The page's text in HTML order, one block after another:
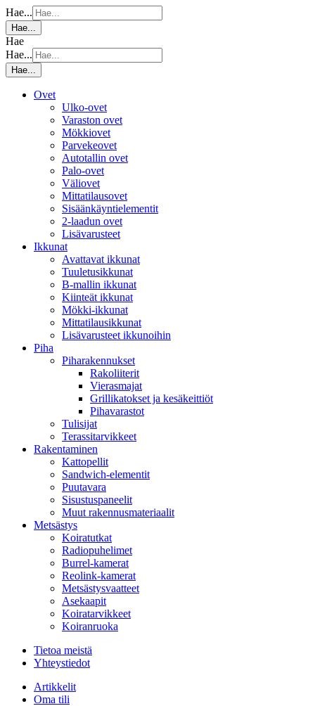
Hae...
Hae...
Hae
Hae...
Hae...
Ovet
Ulko-ovet
Varaston ovet
Mökkiovet
Parvekeovet
Autotallin ovet
Palo-ovet
Väliovet
Mittatilausovet
Sisäänkäyntielementit
2-laadun ovet
Lisävarusteet
Ikkunat
Avattavat ikkunat
Tuuletusikkunat
B-mallin ikkunat
Kiinteät ikkunat
Mökki-ikkunat
Mittatilausikkunat
Lisävarusteet ikkunoihin
Piha
Piharakennukset
Rakoliiterit
Vierasmajat
Grillikatokset ja kesäkeittiöt
Pihavarastot
Tulisijat
Terassitarvikkeet
Rakentaminen
Kattopellit
Sandwich-elementit
Puutavara
Sisustuspaneelit
Muut rakennusmateriaalit
Metsästys
Koiratutkat
Radiopuhelimet
Burrel-kamerat
Reolink-kamerat
Metsästysvaatteet
Asekaapit
Koiratarvikkeet
Koiranruoka
Tietoa meistä
Yhteystiedot
Artikkelit
Oma tili